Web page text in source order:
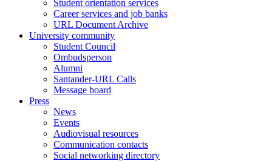
Student orientation services
Career services and job banks
URL Document Archive
University community
Student Council
Ombudsperson
Alumni
Santander-URL Calls
Message board
Press
News
Events
Audiovisual resources
Communication contacts
Social networking directory